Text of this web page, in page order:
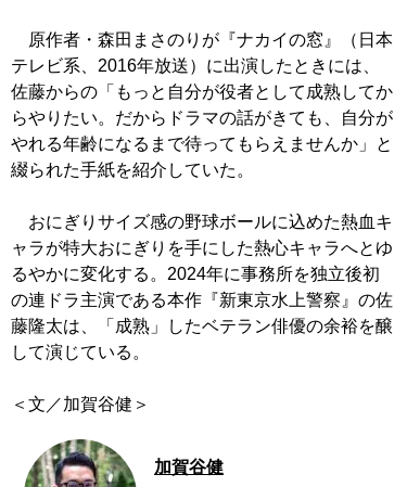
原作者・森田まさのりが『ナカイの窓』（日本
テレビ系、2016年放送）に出演したときには、
佐藤からの「もっと自分が役者として成熟してか
らやりたい。だからドラマの話がきても、自分が
やれる年齢になるまで待ってもらえませんか」と
綴られた手紙を紹介していた。
おにぎりサイズ感の野球ボールに込めた熱血キ
ャラが特大おにぎりを手にした熱心キャラへとゆ
るやかに変化する。2024年に事務所を独立後初
の連ドラ主演である本作『新東京水上警察』の佐
藤隆太は、「成熟」したベテラン俳優の余裕を醸
して演じている。
＜文／加賀谷健＞
加賀谷健